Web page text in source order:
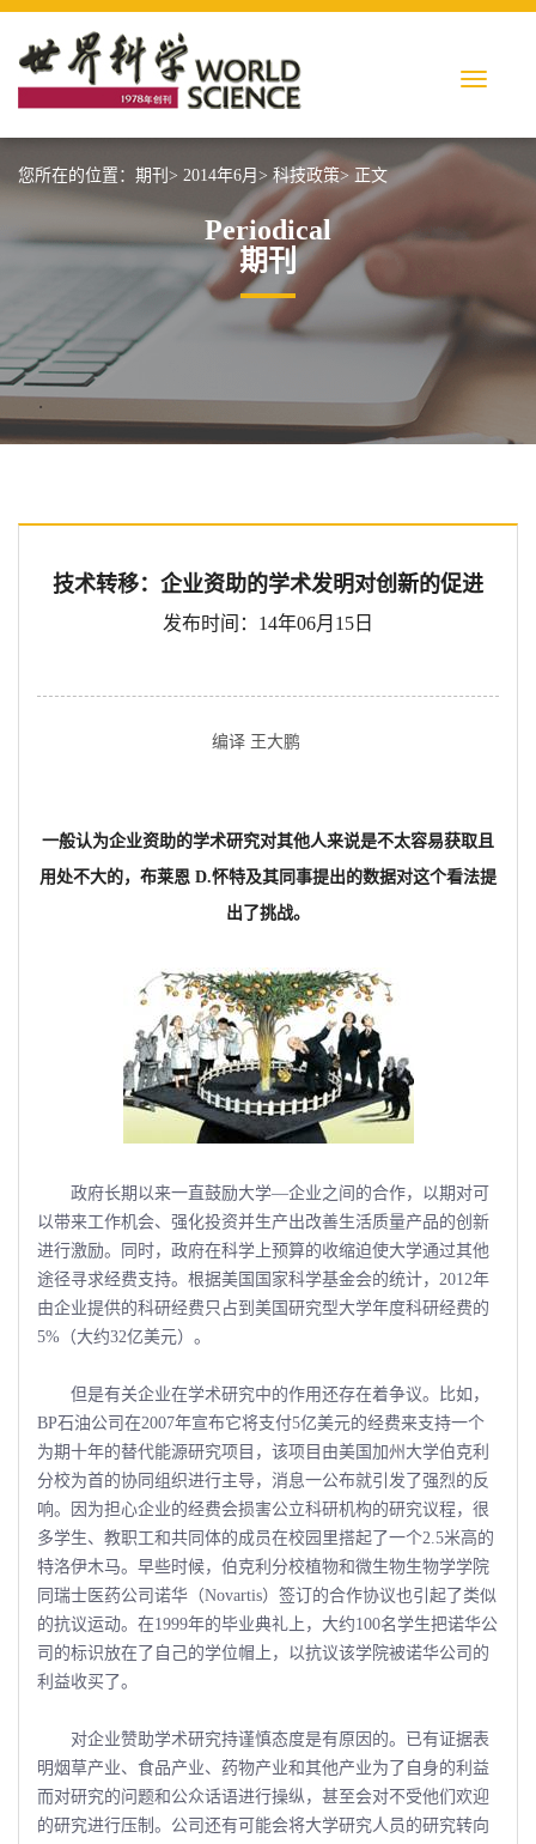
您所在的位置： 期刊> 2014年6月> 科技政策> 正文
Periodical
期刊
技术转移：企业资助的学术发明对创新的促进
发布时间：14年06月15日
编译 王大鹏
一般认为企业资助的学术研究对其他人来说是不太容易获取且
用处不大的，布莱恩 D.怀特及其同事提出的数据对这个看法提
出了挑战。
政府长期以来一直鼓励大学―企业之间的合作，以期对可
以带来工作机会、强化投资并生产出改善生活质量产品的创新
进行激励。同时，政府在科学上预算的收缩迫使大学通过其他
途径寻求经费支持。根据美国国家科学基金会的统计，2012年
由企业提供的科研经费只占到美国研究型大学年度科研经费的
5%（大约32亿美元）。
但是有关企业在学术研究中的作用还存在着争议。比如，
BP石油公司在2007年宣布它将支付5亿美元的经费来支持一个
为期十年的替代能源研究项目，该项目由美国加州大学伯克利
分校为首的协同组织进行主导，消息一公布就引发了强烈的反
响。因为担心企业的经费会损害公立科研机构的研究议程，很
多学生、教职工和共同体的成员在校园里搭起了一个2.5米高的
特洛伊木马。早些时候，伯克利分校植物和微生物生物学学院
同瑞士医药公司诺华（Novartis）签订的合作协议也引起了类似
的抗议运动。在1999年的毕业典礼上，大约100名学生把诺华公
司的标识放在了自己的学位帽上，以抗议该学院被诺华公司的
利益收买了。
对企业赞助学术研究持谨慎态度是有原因的。已有证据表
明烟草产业、食品产业、药物产业和其他产业为了自身的利益
而对研究的问题和公众话语进行操纵，甚至会对不受他们欢迎
的研究进行压制。公司还有可能会将大学研究人员的研究转向